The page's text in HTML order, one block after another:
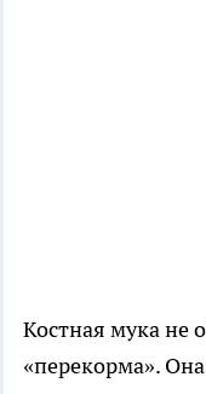
Костная мука не
«перекорма».